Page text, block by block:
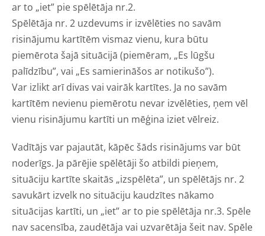
ar to „iet” pie spēlētāja nr.2.
Spēlētāja nr. 2 uzdevums ir izvēlēties no savām
risinājumu kartītēm vismaz vienu, kura būtu
piemērota šajā situācijā (piemēram, „Es lūgšu
palīdzību”, vai „Es samierināšos ar notikušo”).
Var izlikt arī divas vai vairāk kartītes. Ja no savām
kartītēm nevienu piemērotu nevar izvēlēties, ņem vēl
vienu risinājumu kartīti un mēģina iziet vēlreiz.
Vadītājs var pajautāt, kāpēc šāds risinājums var būt
noderīgs. Ja pārējie spēlētāji šo atbildi pieņem,
situāciju kartīte skaitās „izspēlēta”, un spēlētājs nr. 2
savukārt izvelk no situāciju kaudzītes nākamo
situācijas kartīti, un „iet” ar to pie spēlētāja nr.3. Spēle
nav sacensība, zaudētāja vai uzvarētāja šeit nav. Spēle